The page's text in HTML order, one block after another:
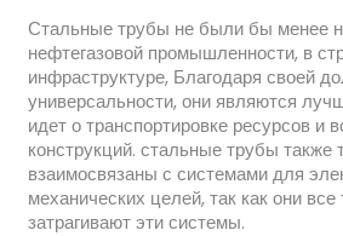
Стальные трубы не были бы менее
нефтегазовой промышленности, в
инфраструктуре, Благодаря своей
универсальности, они являются
идет о транспортировке ресурсов и
конструкций. стальные трубы также
взаимосвязаны с системами для
механических целей, так как они все
затрагивают эти системы.